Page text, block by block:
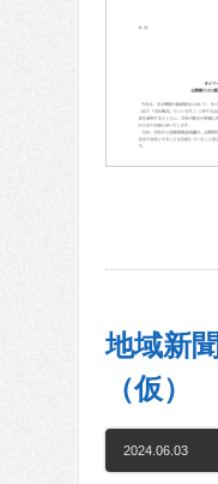
地域新
（仮）
2024.06.03